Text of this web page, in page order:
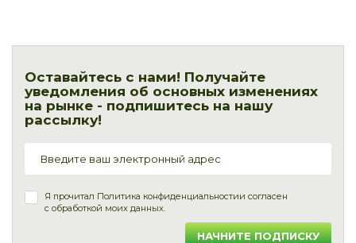
Оставайтесь с нами! Получайте
уведомления об основных изменениях
на рынке - подпишитесь на нашу
рассылку!
Я прочитал Политика конфиденциальностии согласен
с обработкой моих данных.
НАЧНИТЕ ПОДПИСКУ